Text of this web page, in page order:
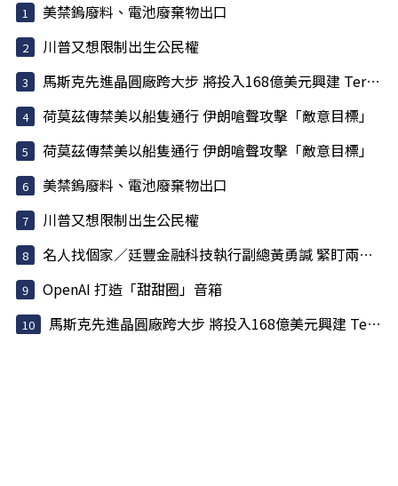
美禁鎢廢料、電池廢棄物出口
川普又想限制出生公民權
馬斯克先進晶圓廠跨大步 將投入168億美元興建 Terafab 園區
荷莫茲傳禁美以船隻通行 伊朗嗆聲攻擊「敵意目標」
荷莫茲傳禁美以船隻通行 伊朗嗆聲攻擊「敵意目標」
美禁鎢廢料、電池廢棄物出口
川普又想限制出生公民權
名人找個家／廷豐金融科技執行副總黃勇諴 緊盯兩訊號
OpenAI 打造「甜甜圈」音箱
馬斯克先進晶圓廠跨大步 將投入168億美元興建 Terafab 園區